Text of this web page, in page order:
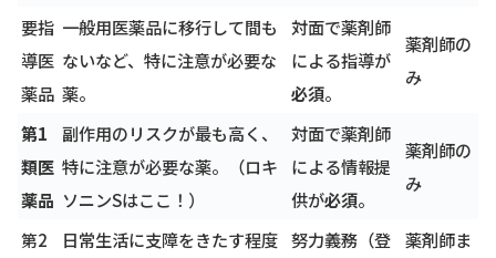
要指
導医
薬品
一般用医薬品に移行して間も
ないなど、特に注意が必要な
薬。
対面で薬剤師
による指導が
必須。
薬剤師の
み
第1
類医
薬品
副作用のリスクが最も高く、
特に注意が必要な薬。（ロキ
ソニンSはここ！）
対面で薬剤師
による情報提
供が必須。
薬剤師の
み
第2
日常生活に支障をきたす程度 努力義務（登 薬剤師ま